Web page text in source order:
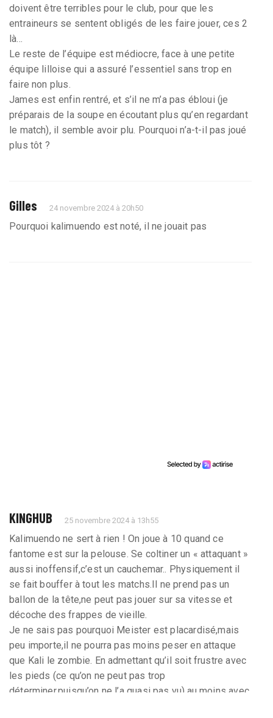
doivent être terribles pour le club, pour que les
entraineurs se sentent obligés de les faire jouer, ces 2
là...
Le reste de l’équipe est médiocre, face à une petite
équipe lilloise qui a assuré l’essentiel sans trop en
faire non plus.
James est enfin rentré, et s’il ne m’a pas ébloui (je
préparais de la soupe en écoutant plus qu’en regardant
le match), il semble avoir plu. Pourquoi n’a-t-il pas joué
plus tôt ?
Gilles 24 novembre 2024 à 20h50
Pourquoi kalimuendo est noté, il ne jouait pas
KINGHUB 25 novembre 2024 à 13h55
Kalimuendo ne sert à rien ! On joue à 10 quand ce
fantome est sur la pelouse. Se coltiner un « attaquant »
aussi inoffensif,c’est un cauchemar.. Physiquement il
se fait bouffer à tout les matchs.Il ne prend pas un
ballon de la tête,ne peut pas jouer sur sa vitesse et
décoche des frappes de vieille.
Je ne sais pas pourquoi Meister est placardisé,mais
peu importe,il ne pourra pas moins peser en attaque
que Kali le zombie. En admettant qu’il soit frustre avec
les pieds (ce qu’on ne peut pas trop
déterminer,puisqu’on ne l’a quasi pas vu),au moins avec